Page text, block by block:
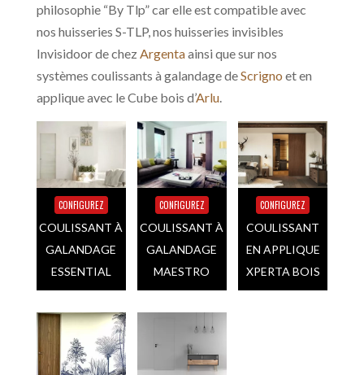
philosophie “By Tlp” car elle est compatible avec
nos huisseries S-TLP, nos huisseries invisibles
Invisidoor de chezArgentaainsi que sur nos
systèmes coulissants à galandage deScrigno et en
applique avec le Cube bois d’Arlu.
CONFIGUREZ
COULISSANT À
GALANDAGE
ESSENTIAL
CONFIGUREZ
COULISSANT À
GALANDAGE
MAESTRO
CONFIGUREZ
COULISSANT
EN APPLIQUE
XPERTA BOIS